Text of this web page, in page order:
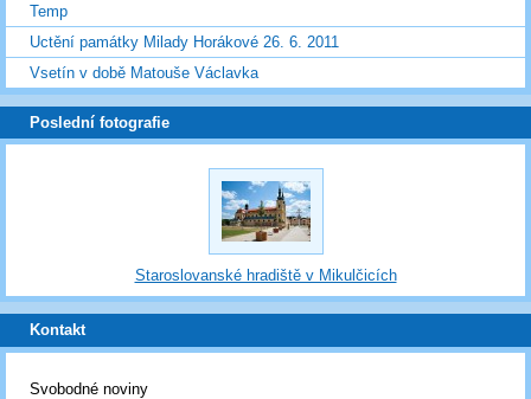
Temp
Uctění památky Milady Horákové 26. 6. 2011
Vsetín v době Matouše Václavka
Poslední fotografie
Staroslovanské hradiště v Mikulčicích
Kontakt
Svobodné noviny